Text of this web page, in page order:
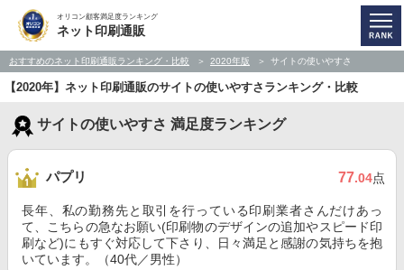
オリコン顧客満足度ランキング
ネット印刷通販
おすすめのネット印刷通販ランキング・比較 2020年版 サイトの使いやすさ
【2020年】ネット印刷通販のサイトの使いやすさランキング・比較
サイトの使いやすさ 満足度ランキング
パプリ 77.04点
長年、私の勤務先と取引を行っている印刷業者さんだけあっ
て、こちらの急なお願い(印刷物のデザインの追加やスピード印
刷など)にもすぐ対応して下さり、日々満足と感謝の気持ちを抱
いています。（40代／男性）